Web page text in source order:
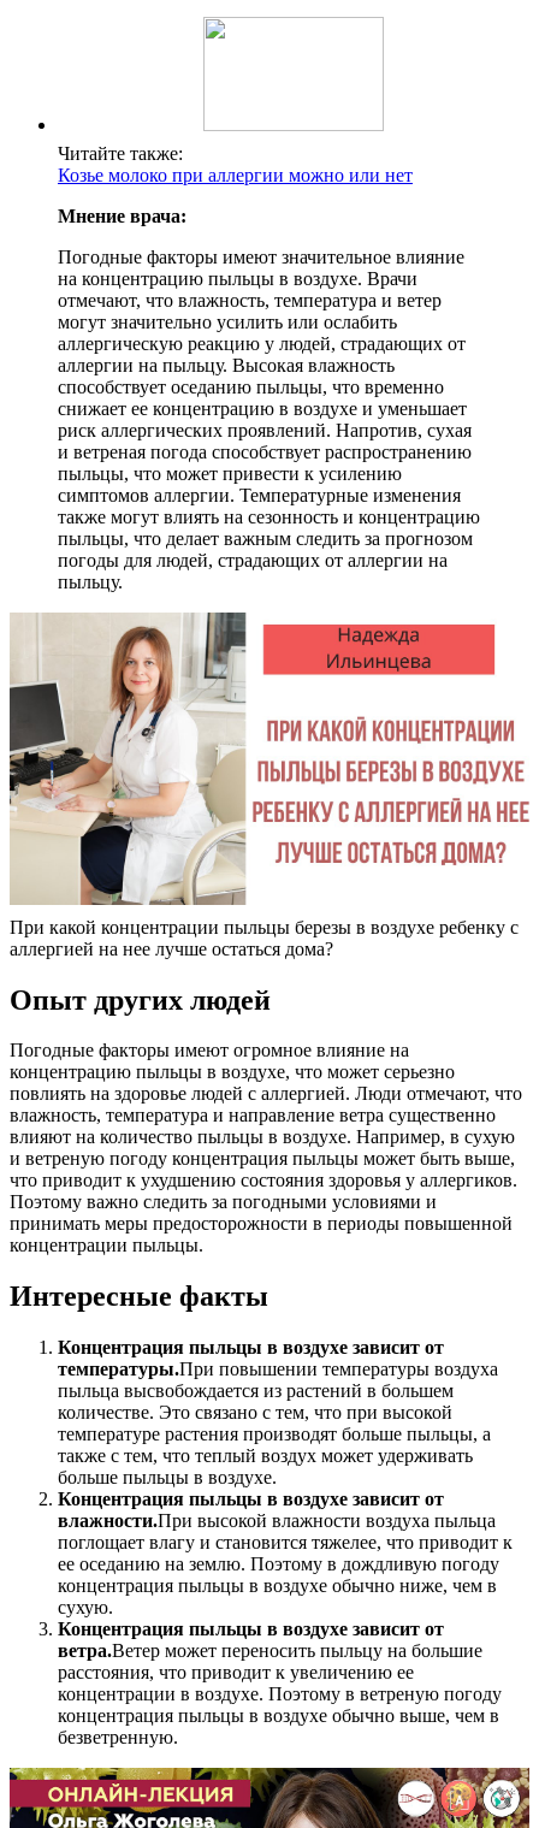
Читайте также:
Козье молоко при аллергии можно или нет
Мнение врача:
Погодные факторы имеют значительное влияние
на концентрацию пыльцы в воздухе. Врачи
отмечают, что влажность, температура и ветер
могут значительно усилить или ослабить
аллергическую реакцию у людей, страдающих от
аллергии на пыльцу. Высокая влажность
способствует оседанию пыльцы, что временно
снижает ее концентрацию в воздухе и уменьшает
риск аллергических проявлений. Напротив, сухая
и ветреная погода способствует распространению
пыльцы, что может привести к усилению
симптомов аллергии. Температурные изменения
также могут влиять на сезонность и концентрацию
пыльцы, что делает важным следить за прогнозом
погоды для людей, страдающих от аллергии на
пыльцу.
При какой концентрации пыльцы березы в воздухе ребенку с
аллергией на нее лучше остаться дома?
Опыт других людей
Погодные факторы имеют огромное влияние на
концентрацию пыльцы в воздухе, что может серьезно
повлиять на здоровье людей с аллергией. Люди отмечают, что
влажность, температура и направление ветра существенно
влияют на количество пыльцы в воздухе. Например, в сухую
и ветреную погоду концентрация пыльцы может быть выше,
что приводит к ухудшению состояния здоровья у аллергиков.
Поэтому важно следить за погодными условиями и
принимать меры предосторожности в периоды повышенной
концентрации пыльцы.
Интересные факты
Концентрация пыльцы в воздухе зависит от
температуры.При повышении температуры воздуха
пыльца высвобождается из растений в большем
количестве. Это связано с тем, что при высокой
температуре растения производят больше пыльцы, а
также с тем, что теплый воздух может удерживать
больше пыльцы в воздухе.
Концентрация пыльцы в воздухе зависит от
влажности.При высокой влажности воздуха пыльца
поглощает влагу и становится тяжелее, что приводит к
ее оседанию на землю. Поэтому в дождливую погоду
концентрация пыльцы в воздухе обычно ниже, чем в
сухую.
Концентрация пыльцы в воздухе зависит от
ветра.Ветер может переносить пыльцу на большие
расстояния, что приводит к увеличению ее
концентрации в воздухе. Поэтому в ветреную погоду
концентрация пыльцы в воздухе обычно выше, чем в
безветренную.